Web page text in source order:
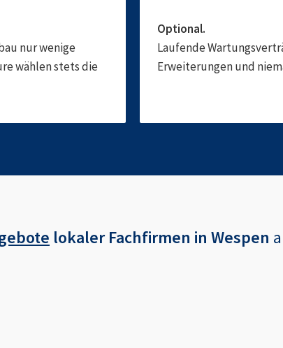
nur wenige
wählen stets die
Optional.
Laufende
Erweiterungen und
lokaler Fachfirmen in Wespen